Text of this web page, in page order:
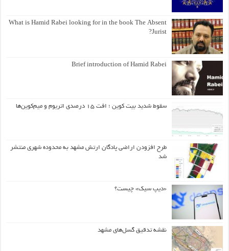
What is Hamid Rabei looking for in the book The Absent
Jurist?
Brief introduction of Hamid Rabei
سقوط شدید بیت کوین ؛ افت ۱۵ درصدی اتریوم و میم‌کوین‌ها
طرح افزودن اراضی پادگان ارتش مشهد به محدوده شهری منتشر
شد
«دیپ سیک» چیست؟
نقشه تدقیق گسل‌های مشهد